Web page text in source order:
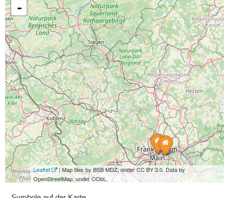
-
Leaflet
| Map tiles by BSB MDZ, under CC BY 3.0. Data by
OpenStreetMap, under ODbL.